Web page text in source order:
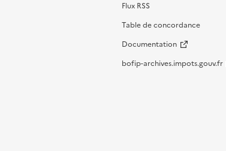
Flux RSS
Table de concordance
Documentation
bofip-archives.impots.gouv.fr